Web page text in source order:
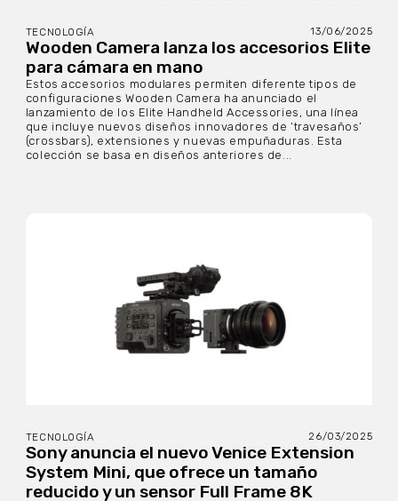
TECNOLOGÍA 13/06/2025
Wooden Camera lanza los accesorios Elite
para cámara en mano
Estos accesorios modulares permiten diferente tipos de
configuraciones Wooden Camera ha anunciado el
lanzamiento de los Elite Handheld Accessories, una línea
que incluye nuevos diseños innovadores de ‘travesaños’
(crossbars), extensiones y nuevas empuñaduras. Esta
colección se basa en diseños anteriores de...
TECNOLOGÍA 26/03/2025
Sony anuncia el nuevo Venice Extension
System Mini, que ofrece un tamaño
reducido y un sensor Full Frame 8K